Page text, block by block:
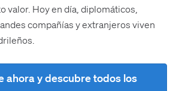
valor. Hoy en día, diplomáticos,
compañías y extranjeros viven
ahora y descubre todos los